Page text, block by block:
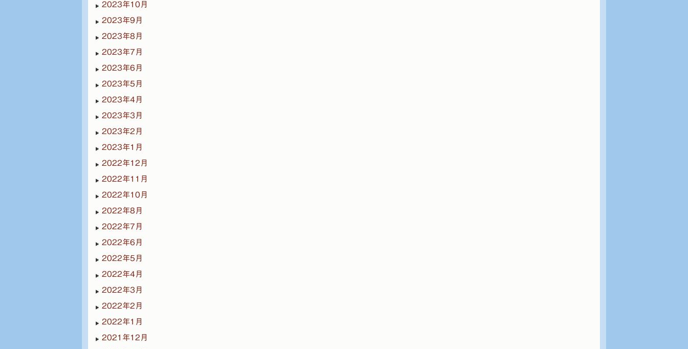
2023年10月
2023年9月
2023年8月
2023年7月
2023年6月
2023年5月
2023年4月
2023年3月
2023年2月
2023年1月
2022年12月
2022年11月
2022年10月
2022年8月
2022年7月
2022年6月
2022年5月
2022年4月
2022年3月
2022年2月
2022年1月
2021年12月